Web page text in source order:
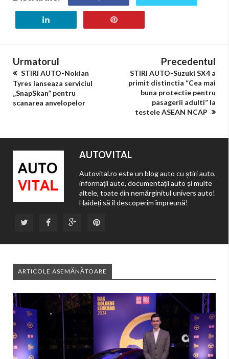
Urmatorul
STIRI AUTO-Nokian
Tyres lanseaza serviciul
„SnapSkan” pentru
scanarea anvelopelor
Precedentul
STIRI AUTO-Suzuki SX4 a
primit distinctia “Cea mai
buna protectie pentru
pasagerii adulti” la
testele ASEAN NCAP
AUTOVITAL
Autovital.ro este un blog auto cu știri auto,
informații auto, documentații auto și multe
altele, toate din nemărginitul univers auto!
Haideți să îl descoperim împreună!
ARTICOLE ASEMĂNĂTOARE